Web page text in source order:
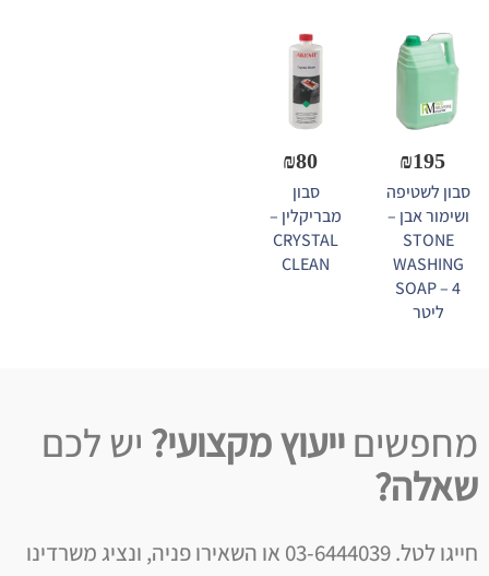
₪195
סבון לשטיפה
ושימור אבן –
STONE
WASHING
SOAP – 4
ליטר
₪80
סבון
מבריקלין –
CRYSTAL
CLEAN
מחפשיםייעוץ מקצועי? יש לכם
שאלה?
חייגו לטל. 03-6444039 או השאירו פניה, ונציג משרדינו